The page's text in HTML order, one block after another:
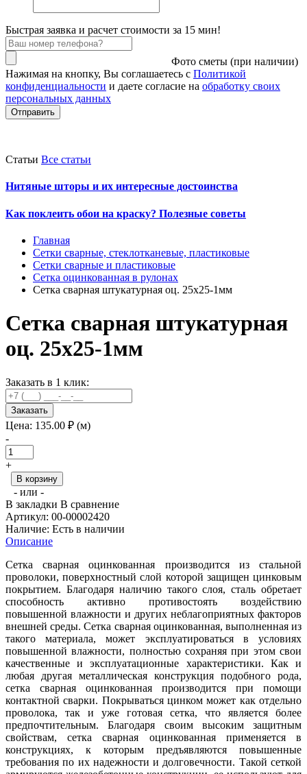
Быстрая заявка и расчет стоимости за 15 мин!
Фото сметы (при наличии)
Нажимая на кнопку, Вы соглашаетесь с Политикой
конфиденциальности и даете согласие на обработку своих
персональных данных
Отправить
Статьи Все статьи
Нитяные шторы и их интересные достоинства
Как поклеить обои на краску? Полезные советы
Главная
Сетки сварные, стеклотканевые, пластиковые
Сетки сварные и пластиковые
Сетка оцинкованная в рулонах
Сетка сварная штукатурная оц. 25х25-1мм
Сетка сварная штукатурная
оц. 25х25-1мм
Заказать в 1 клик:
Заказать
Цена: 135.00 ₽ (м)
-
+
В корзину
- или -
В закладки В сравнение
Артикул: 00-00002420
Наличие: Есть в наличии
Описание
Сетка сварная оцинкованная производится из стальной
проволоки, поверхностный слой которой защищен цинковым
покрытием. Благодаря наличию такого слоя, сталь обретает
способность активно противостоять воздействию
повышенной влажности и других неблагоприятных факторов
внешней среды. Сетка сварная оцинкованная, выполненная из
такого материала, может эксплуатироваться в условиях
повышенной влажности, полностью сохраняя при этом свои
качественные и эксплуатационные характеристики. Как и
любая другая металлическая конструкция подобного рода,
сетка сварная оцинкованная производится при помощи
контактной сварки. Покрываться цинком может как отдельно
проволока, так и уже готовая сетка, что является более
предпочтительным. Благодаря своим высоким защитным
свойствам, сетка сварная оцинкованная применяется в
конструкциях, к которым предъявляются повышенные
требования по их надежности и долговечности. Такой сеткой